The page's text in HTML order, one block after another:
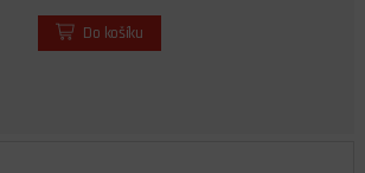
Do košíku